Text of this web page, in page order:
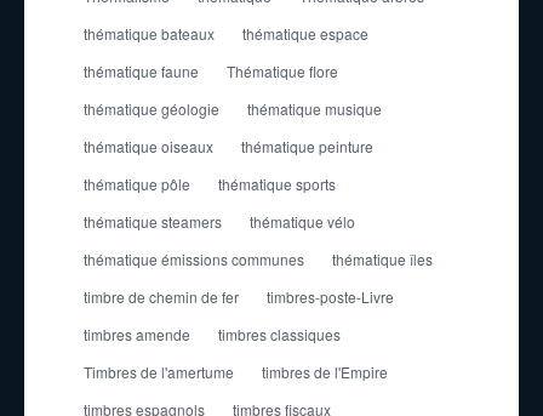
thématique bateaux
thématique espace
thématique faune
Thématique flore
thématique géologie
thématique musique
thématique oiseaux
thématique peinture
thématique pôle
thématique sports
thématique steamers
thématique vélo
thématique émissions communes
thématique îles
timbre de chemin de fer
timbres-poste-Livre
timbres amende
timbres classiques
Timbres de l'amertume
timbres de l'Empire
timbres espagnols
timbres fiscaux